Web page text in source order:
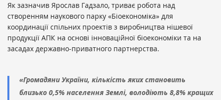
Як зазначив Ярослав Гадзало, триває робота над
створенням наукового парку «Біоекономіка» для
координації спільних проектів з виробництва нішевої
продукції АПК на основі інноваційної біоекономіки та на
засадах державно-приватного партнерства.
«Громадяни України, кількість яких становить
близько 0,5% населення Землі, володіють 8,8% кращих